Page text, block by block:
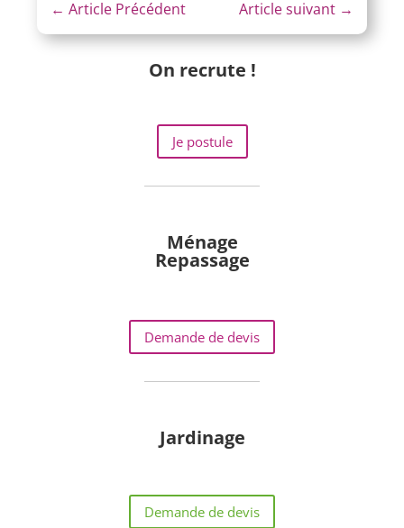
←Article Précédent Article suivant→
On recrute !
Je postule
Ménage
Repassage
Demande de devis
Jardinage
Demande de devis